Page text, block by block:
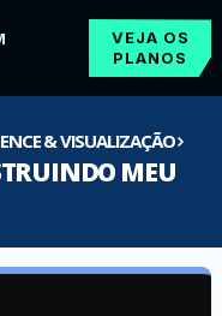
VEJA OS
PLANOS
& VISUALIZAÇÃO
MEU